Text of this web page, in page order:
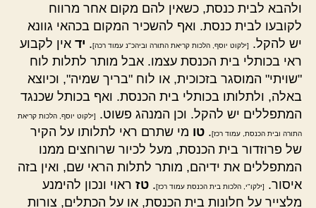
ולהבא לבית כנסת, כשאין להם מקום אחר מרווח
לקובעו לבית כנסת. ואף להשכיר המקום בכהאי גוונא
יש להקל.
[ילקוט יוסף, הלכות קריאת התורה וביהכ"נ עמוד רכה]. יד אין לקבוע
ראי בכותלי בית הכנסת עצמו. אבל מותר לתלות לוח
"שויתי" המוסגר בזכוכית, או לוח "בריך שמיה", וכיוצא
באלה, ולתלותו בכותלי בית הכנסת. ואף בכותל שכנגד
המתפללים יש להקל. וכן המנהג פשוט.
[ילקוט יוסף, הלכות קריאת
התורה ובית הכנסת, עמוד רכז]. טו מי שתרם ראי לתלותו על הקיר
של פרוזדור בית הכנסת, מעל לכיור שרוחצים ממנו
המתפללים את ידיהם, מותר לתלות הראי שם, ואין בזה
איסור.
[ילקו"י, הלכות בית הכנסת עמוד רכז]. טז ראוי ונכון להימנע
מלצייר על חלונות בית הכנסת, או על הכתלים, צורות